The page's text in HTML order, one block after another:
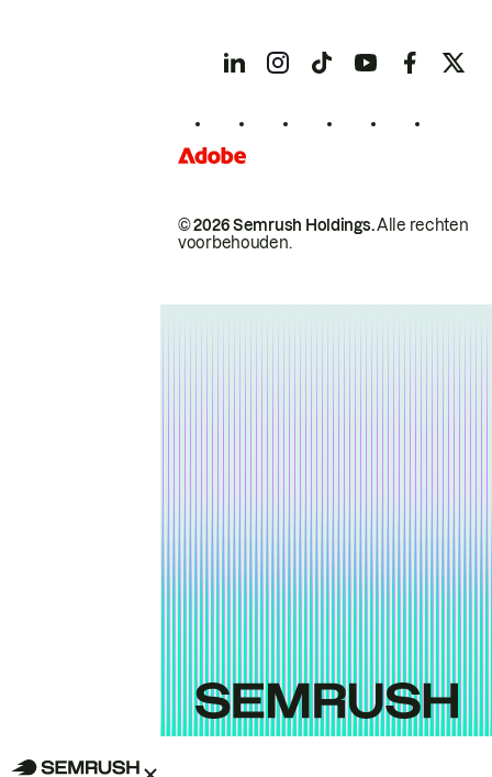
© 2026 Semrush Holdings.Alle rechten
voorbehouden.